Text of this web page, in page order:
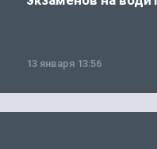
13 января 13:56